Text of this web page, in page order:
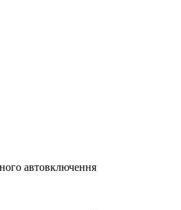
автовключення